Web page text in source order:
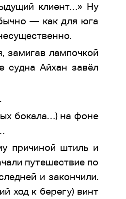
клиент…» Ну
— как для юга
замигав лампочкой
судна Айхан завёл
бокала…) на фоне
причиной штиль и
путешествие по
и закончили.
ход к берегу) винт